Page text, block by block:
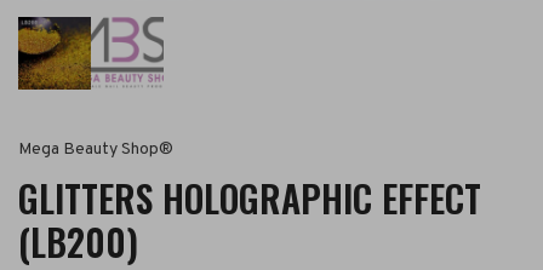
Mega Beauty Shop®
GLITTERS HOLOGRAPHIC EFFECT
(LB200)